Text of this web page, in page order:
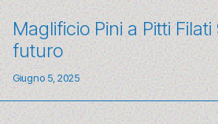
Maglificio Pini a Pitti
futuro
Giugno 5, 2025